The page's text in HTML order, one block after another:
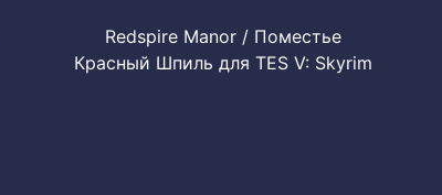
Redspire Manor / Поместье
Красный Шпиль для TES V: Skyrim